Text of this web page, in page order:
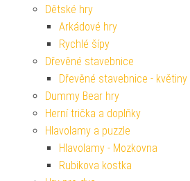
Dětské hry
Arkádové hry
Rychlé šípy
Dřevěné stavebnice
Dřevěné stavebnice - květiny
Dummy Bear hry
Herní trička a doplňky
Hlavolamy a puzzle
Hlavolamy - Mozkovna
Rubikova kostka